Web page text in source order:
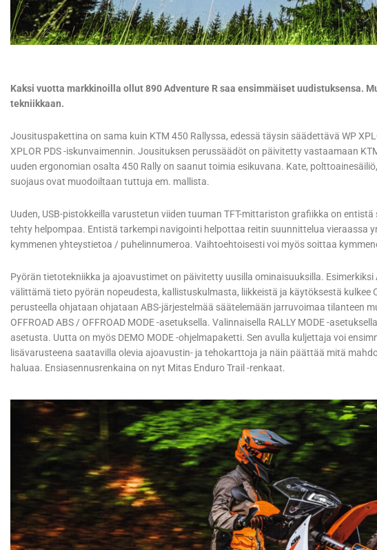
Kaksi vuotta markkinoilla ollut 890 Adventure R saa ensimmäiset uudistuksensa.
tekniikkaan.
Jousituspakettina on sama kuin KTM 450 Rallyssa, edessä täysin säädettävä WP
XPLOR PDS -iskunvaimennin. Jousituksen perussäädöt on päivitetty vastaamaan
uuden ergonomian osalta 450 Rally on saanut toimia esikuvana. Kate,
suojaus ovat muodoiltaan tuttuja em. mallista.
Uuden, USB-pistokkeilla varustetun viiden tuuman TFT-mittariston grafiikka on
tehty helpompaa. Entistä tarkempi navigointi helpottaa reitin suunnittelua vieraassa
kymmenen yhteystietoa / puhelinnumeroa. Vaihtoehtoisesti voi myös soittaa
Pyörän tietotekniikka ja ajoavustimet on päivitetty uusilla ominaisuuksilla. Esimerkiksi
välittämä tieto pyörän nopeudesta, kallistuskulmasta, liikkeistä ja käytöksestä kulkee
perusteella ohjataan ohjataan ABS-järjestelmää säätelemään jarruvoimaa tilanteen
OFFROAD ABS / OFFROAD MODE -asetuksella. Valinnaisella RALLY MODE -
asetusta. Uutta on myös DEMO MODE -ohjelmapaketti. Sen avulla kuljettaja voi
lisävarusteena saatavilla olevia ajoavustin- ja tehokarttoja ja näin päättää mitä
haluaa. Ensiasennusrenkaina on nyt Mitas Enduro Trail -renkaat.